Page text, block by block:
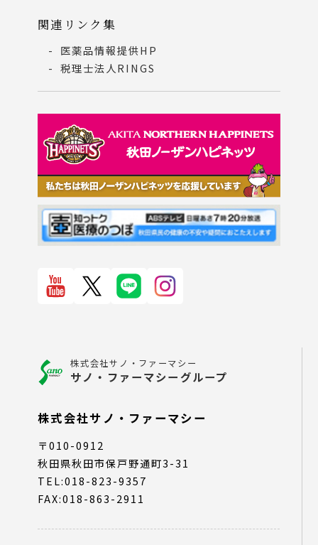
株式会社サノ・ファーマシー
サノ・ファーマシーグループ
株式会社サノ・ファーマシー
〒010-0912
秋田県秋田市保戸野通町3-31
TEL:018-823-9357
FAX:018-863-2911
関連リンク集
医薬品情報提供HP
税理士法人RINGS